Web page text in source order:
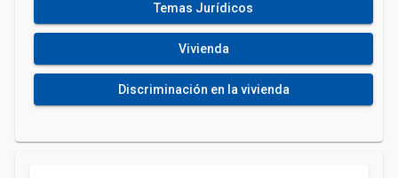
Temas Jurídicos
Vivienda
Discriminación en la vivienda